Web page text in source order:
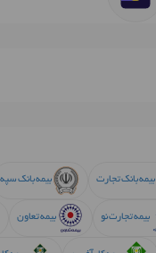
بیمه بانک تجارت بیمه بانک سپه
بیمه تجارت نو بیمه تعاون